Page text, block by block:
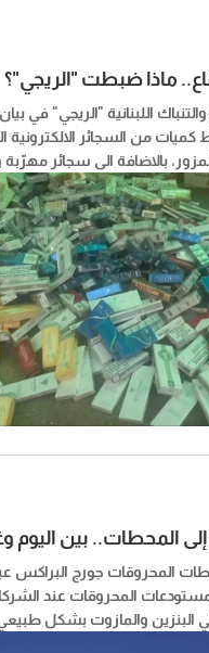
ماذا ضبطت "الريجي"؟
اللبنانية "الريجي" في
من السجائر الالكترونية
بالاضافة الى سجائر مهرّبة
في عين بورضاي وبدنايل
تندرج ضمن "جهودها
والمزوّرة"، مشيرة إلى
فيها القضاء المختص".
إلى المحطات.. بين اليوم
المحروقات جورج البراكس
المحروقات عند
البنزين والمازوت بشكل
المحطات في كل المناطق